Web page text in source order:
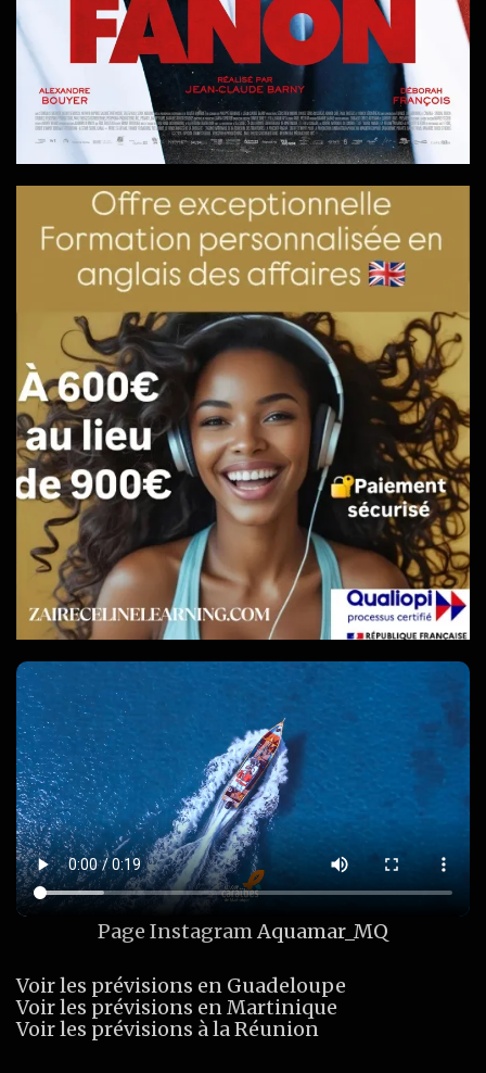
Page InstagramAquamar_MQ
Voir les prévisions en Guadeloupe
Voir les prévisions en Martinique
Voir les prévisions à la Réunion